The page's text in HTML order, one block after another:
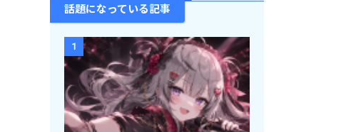
話題になっている記事
1